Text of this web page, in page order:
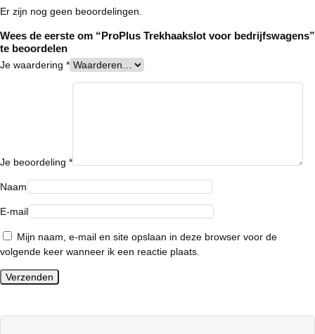
Er zijn nog geen beoordelingen.
Wees de eerste om “ProPlus Trekhaakslot voor bedrijfswagens”
te beoordelen
Je waardering *
Je beoordeling *
Naam
E-mail
Mijn naam, e-mail en site opslaan in deze browser voor de
volgende keer wanneer ik een reactie plaats.